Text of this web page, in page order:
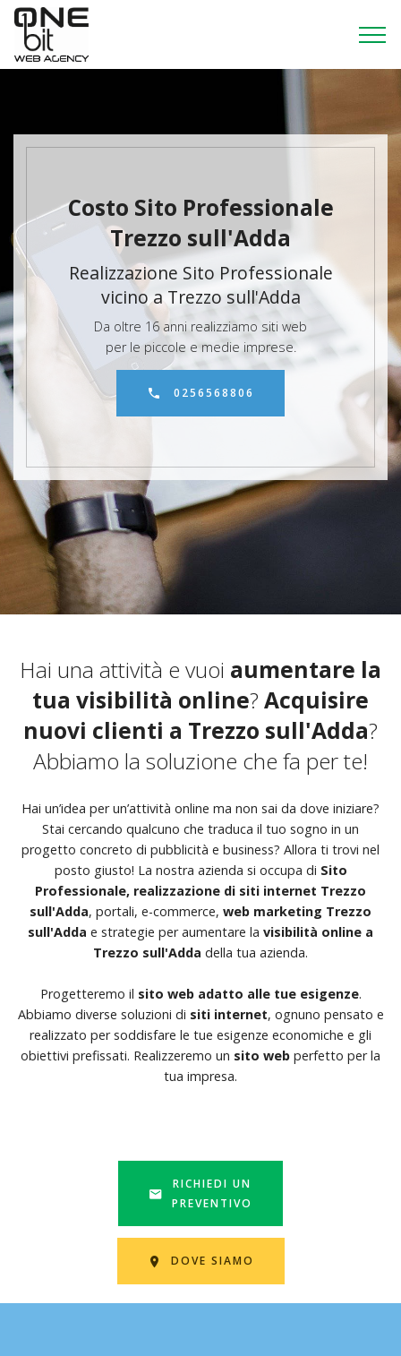
Costo Sito Professionale
Trezzo sull'Adda
Realizzazione Sito Professionale
vicino a Trezzo sull'Adda
Da oltre 16 anni realizziamo siti web
per le piccole e medie imprese.
0256568806
Hai una attività e vuoi aumentare la
tua visibilità online? Acquisire
nuovi clienti a Trezzo sull'Adda?
Abbiamo la soluzione che fa per te!
Hai un’idea per un’attività online ma non sai da dove iniziare?
Stai cercando qualcuno che traduca il tuo sogno in un
progetto concreto di pubblicità e business? Allora ti trovi nel
posto giusto! La nostra azienda si occupa di Sito
Professionale, realizzazione di siti internet Trezzo
sull'Adda, portali, e-commerce, web marketing Trezzo
sull'Adda e strategie per aumentare la visibilità online a
Trezzo sull'Adda della tua azienda.
Progetteremo il sito web adatto alle tue esigenze.
Abbiamo diverse soluzioni di siti internet, ognuno pensato e
realizzato per soddisfare le tue esigenze economiche e gli
obiettivi prefissati. Realizzeremo un sito web perfetto per la
tua impresa.
RICHIEDI UN
PREVENTIVO
DOVE SIAMO